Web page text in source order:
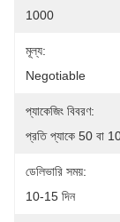
1000
মূল্য:
Negotiable
প্যাকেজিং বিবরণ:
প্রতি প্যাকে 50 বা
ডেলিভারি সময়:
10-15 দিন